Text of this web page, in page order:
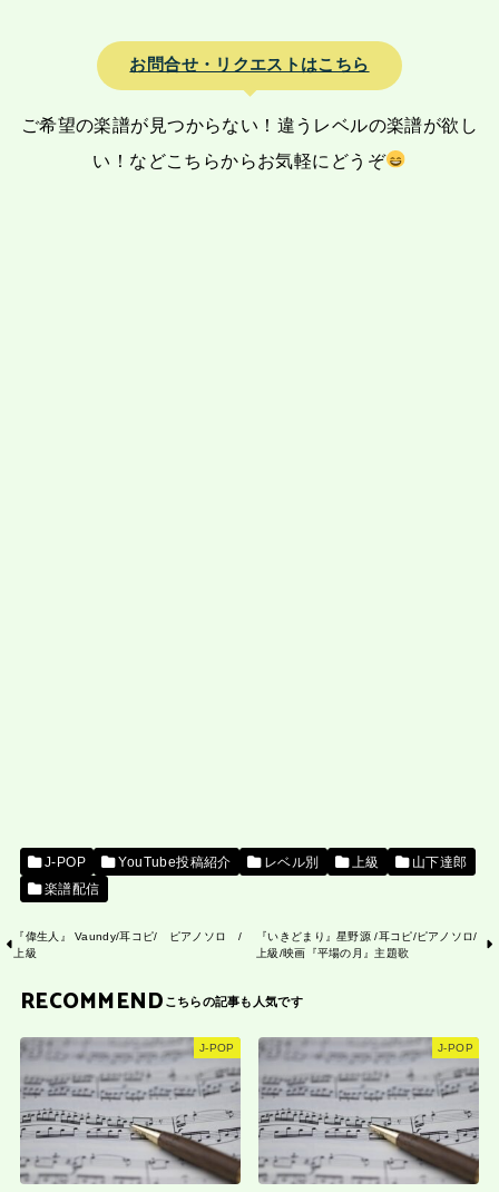
お問合せ・リクエストはこちら
ご希望の楽譜が見つからない！違うレベルの楽譜が欲し
い！などこちらからお気軽にどうぞ
J-POP YouTube投稿紹介 レベル別 上級
山下達郎
楽譜配信
『偉生人』 Vaundy/耳コピ/ ピアノソロ /
上級
『いきどまり』星野源 /耳コピ/ピアノソロ/
上級/映画『平場の月』主題歌
RECOMMEND
J-POP J-POP